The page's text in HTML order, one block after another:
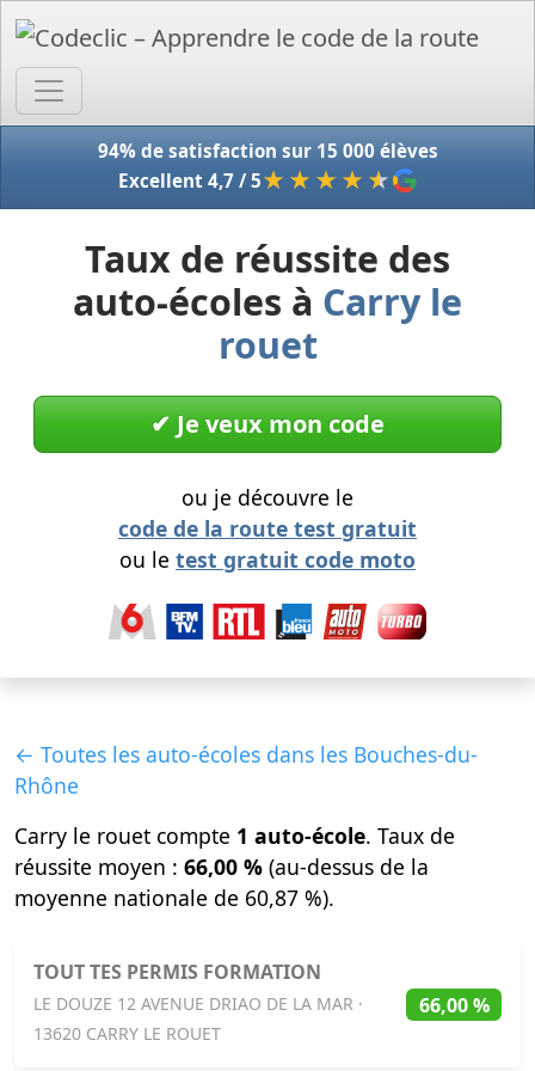
94% de satisfaction sur 15 000 élèves
Excellent 4,7 / 5★★★★ ★
Taux de réussite des
auto-écoles à Carry le
rouet
✔︎ Je veux mon code
ou je découvre le
code de la route test gratuit
ou le test gratuit code moto
← Toutes les auto-écoles dans les Bouches-du-
Rhône
Carry le rouet compte 1 auto-école. Taux de
réussite moyen : 66,00 % (au-dessus de la
moyenne nationale de 60,87 %).
TOUT TES PERMIS FORMATION
LE DOUZE 12 AVENUE DRIAO DE LA MAR ·
13620 CARRY LE ROUET
66,00 %